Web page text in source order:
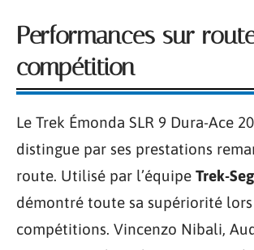
Performances sur
compétition
Le Trek Émonda SLR 9 Dura-Ace
distingue par ses prestations
route. Utilisé par l’équipe Trek-
démontré toute sa supériorité lors
compétitions. Vincenzo Nibali,